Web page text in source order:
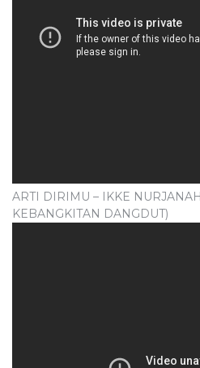
ARTI DIRIMU – IKKE
KEBANGKITAN DANGDUT)